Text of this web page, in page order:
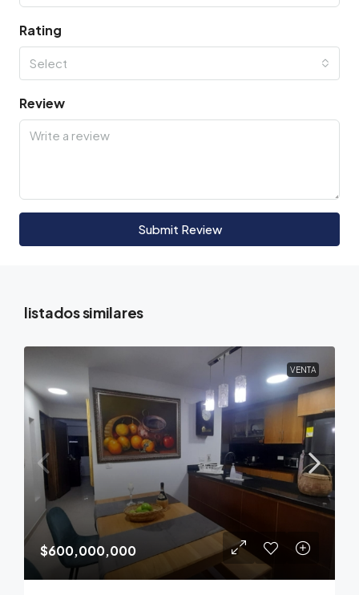
Rating
Select
Review
Submit Review
listados similares
VENTA
$600,000,000